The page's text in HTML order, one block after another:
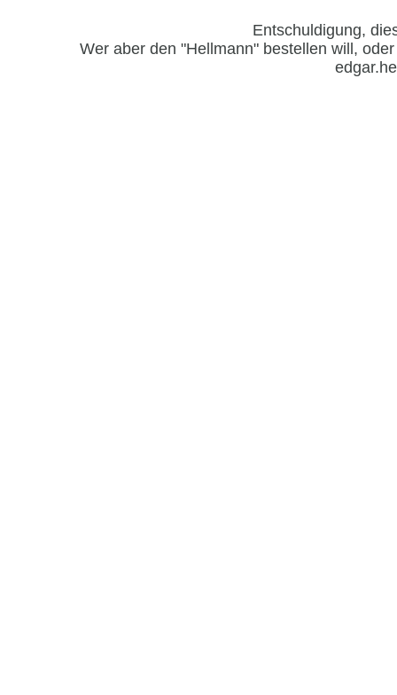
Entschuldigung,
Wer aber den "Hellmann" bestellen will,